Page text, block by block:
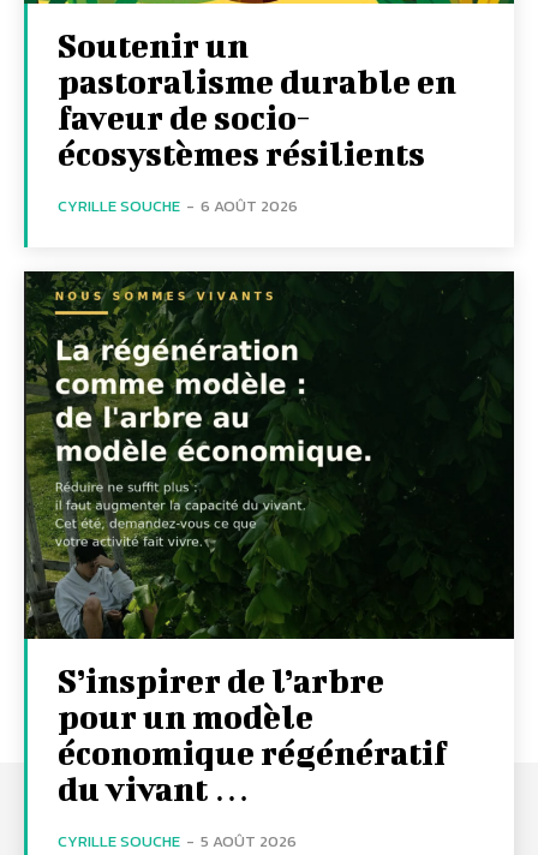
Soutenir un
pastoralisme durable en
faveur de socio-
écosystèmes résilients
CYRILLE SOUCHE - 6 AOÛT 2026
S’inspirer de l’arbre
pour un modèle
économique régénératif
du vivant …
CYRILLE SOUCHE - 5 AOÛT 2026